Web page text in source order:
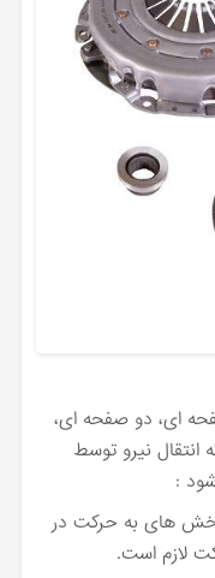
ای، دو صفحه ای،
نیرو توسط
:
بخش های به حرکت در
لازم است.